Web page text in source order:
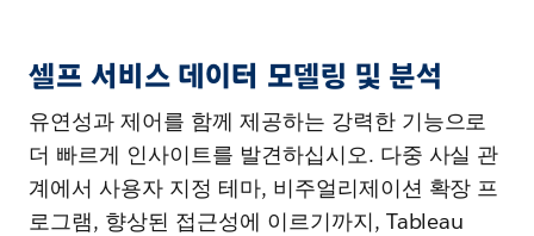
셀프 서비스 데이터 모델링 및 분석
유연성과 제어를 함께 제공하는 강력한 기능으로
더 빠르게 인사이트를 발견하십시오. 다중 사실 관
계에서 사용자 지정 테마, 비주얼리제이션 확장 프
로그램, 향상된 접근성에 이르기까지, Tableau